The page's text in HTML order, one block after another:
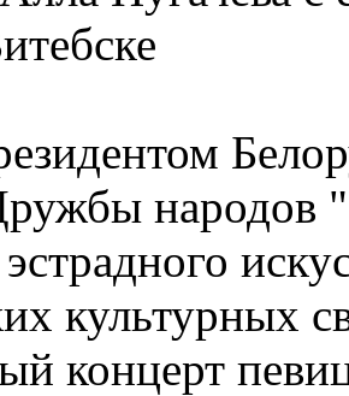
народов "
культурных
концерт